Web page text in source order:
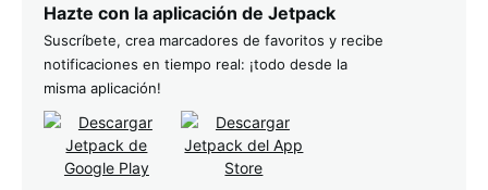
Hazte con la aplicación de Jetpack
Suscríbete, crea marcadores de favoritos y recibe
notificaciones en tiempo real: ¡todo desde la
misma aplicación!